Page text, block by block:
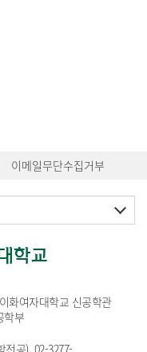
이메일무단수집거부
화여자대학교 신공학관
학부
전공), 02-3277-